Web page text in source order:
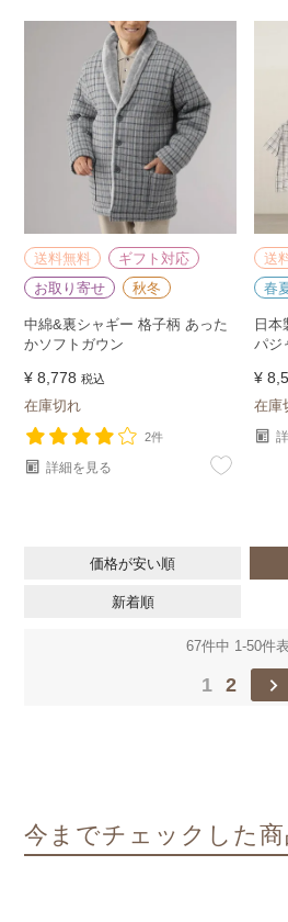
送料無料
ギフト対応
お取り寄せ
秋冬
中綿&裏シャギー 格子柄 あった
かソフトガウン
¥ 8,778 税込
在庫切れ
2件
詳細を見る
送
春
日本
パジ
¥
在庫
価格が安い順
新着順
67件中 1 -50件
1 2
今までチェックした商